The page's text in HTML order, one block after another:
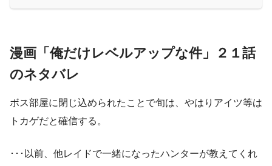
漫画「俺だけレベルアップな件」２１話
のネタバレ
ボス部屋に閉じ込められたことで旬は、やはりアイツ等は
トカゲだと確信する。
･･･以前、他レイドで一緒になったハンターが教えてくれ